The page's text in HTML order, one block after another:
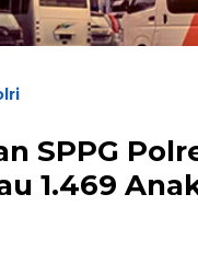
SPPG
1.469